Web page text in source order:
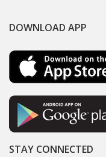
DOWNLOAD APP
STAY CONNECTED